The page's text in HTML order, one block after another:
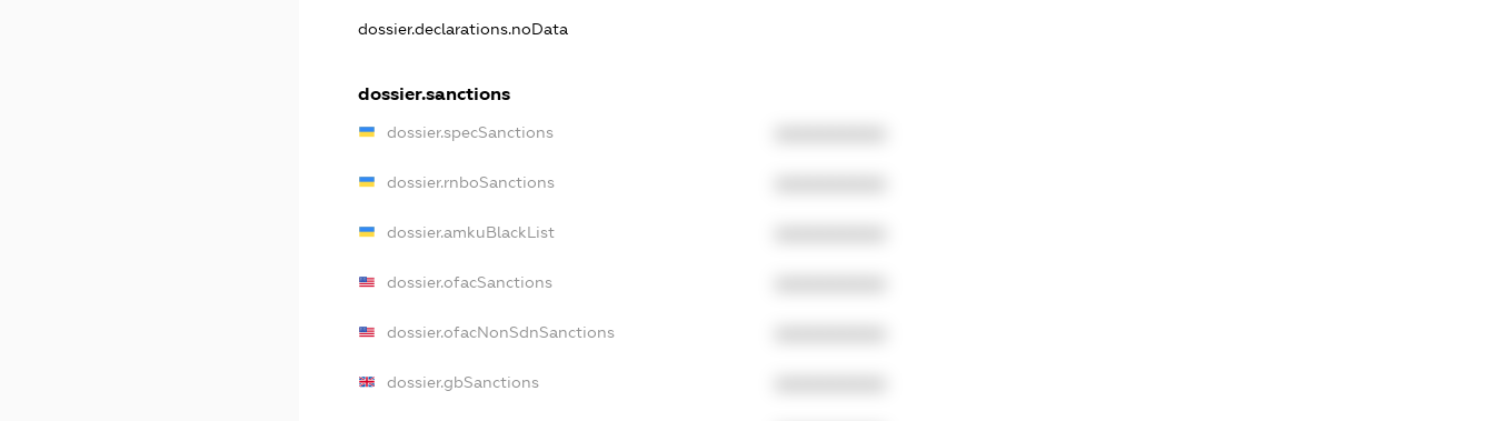
dossier.declarations.noData
dossier.sanctions
dossier.specSanctions
dossier.rnboSanctions
dossier.amkuBlackList
dossier.ofacSanctions
dossier.ofacNonSdnSanctions
dossier.gbSanctions